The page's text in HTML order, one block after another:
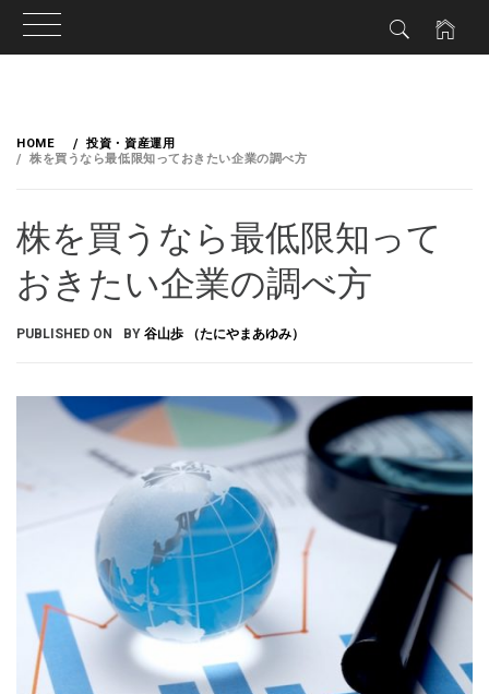
HOME
投資・資産運用
株を買うなら最低限知っておきたい企業の調べ方
株を買うなら最低限知って
おきたい企業の調べ方
PUBLISHED ON BY 谷山歩 （たにやまあゆみ）